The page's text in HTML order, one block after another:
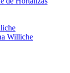
Williche